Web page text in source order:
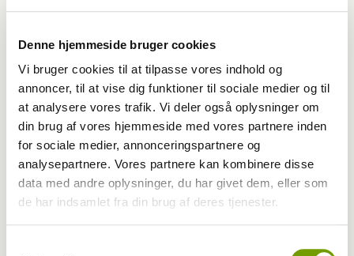
Denne hjemmeside bruger cookies
Vi bruger cookies til at tilpasse vores indhold og
annoncer, til at vise dig funktioner til sociale medier og til
at analysere vores trafik. Vi deler også oplysninger om
din brug af vores hjemmeside med vores partnere inden
for sociale medier, annonceringspartnere og
analysepartnere. Vores partnere kan kombinere disse
data med andre oplysninger, du har givet dem, eller som
de har indsamlet fra din brug af deres tjenester.
Hundeliv ofres til fordel for VM-fodbold